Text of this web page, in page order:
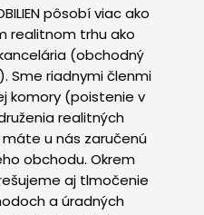
pôsobí viac ako
realitnom trhu ako
(obchodný
Sme riadnymi členmi
komory (poistenie v
realitných
u nás zaručenú
obchodu. Okrem
aj tlmočenie
a úradných